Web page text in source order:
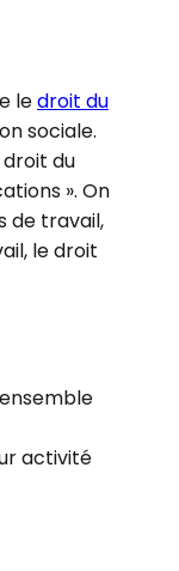
ledroit du
sociale.
droit du
». On
de travail,
le droit
activité